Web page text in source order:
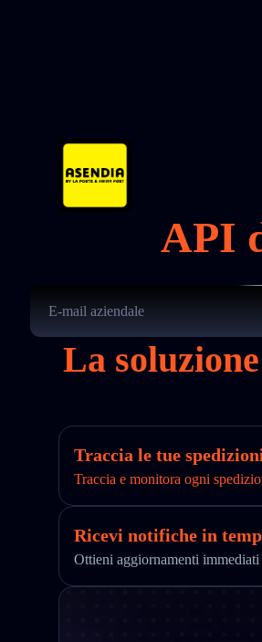
API
La
Traccia le tue
Traccia e monitora ogni
Ricevi notifiche in
Ottieni aggiornamenti